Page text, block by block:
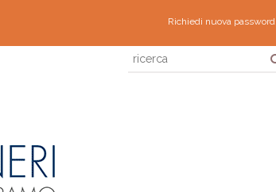
Richiedi nuova password